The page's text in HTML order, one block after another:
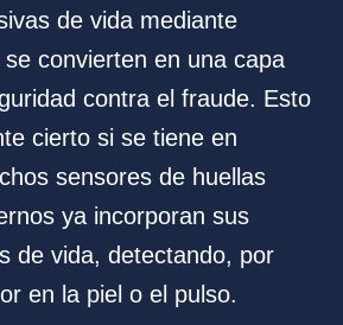
de vida mediante
convierten en una capa
contra el fraude. Esto
cierto si se tiene en
sensores de huellas
ya incorporan sus
de vida, detectando, por
en la piel o el pulso.